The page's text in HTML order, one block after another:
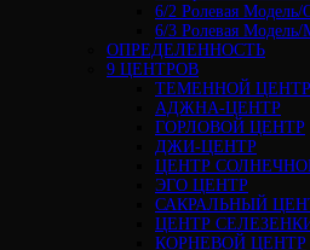
6/2 Ролевая
6/3 Ролевая
ОПРЕДЕЛЕННОСТЬ
9 ЦЕНТРОВ
ТЕМЕННОЙ ЦЕНТР
АДЖНА-ЦЕНТР
ГОРЛОВОЙ ЦЕНТР
ДЖИ-ЦЕНТР
ЦЕНТР
ЭГО ЦЕНТР
САКРАЛЬНЫЙ
ЦЕНТР
КОРНЕВОЙ ЦЕНТР